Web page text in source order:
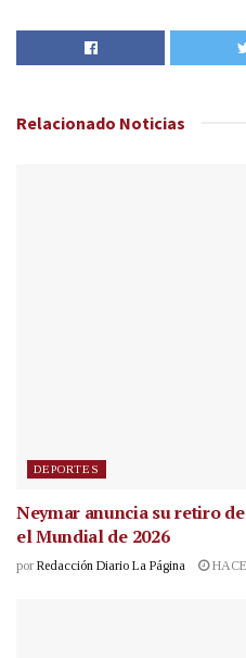
Relacionado Noticias
DEPORTES
Neymar anuncia su retiro
el Mundial de 2026
por Redacción Diario La Página